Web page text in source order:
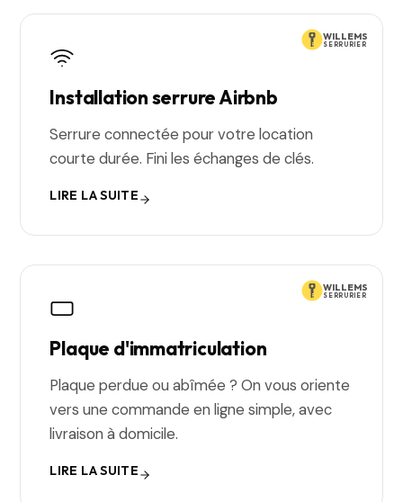
WILLEMS
SERRURIER
Installation serrure Airbnb
Serrure connectée pour votre location
courte durée. Fini les échanges de clés.
LIRE LA SUITE
WILLEMS
SERRURIER
Plaque d'immatriculation
Plaque perdue ou abîmée ? On vous oriente
vers une commande en ligne simple, avec
livraison à domicile.
LIRE LA SUITE